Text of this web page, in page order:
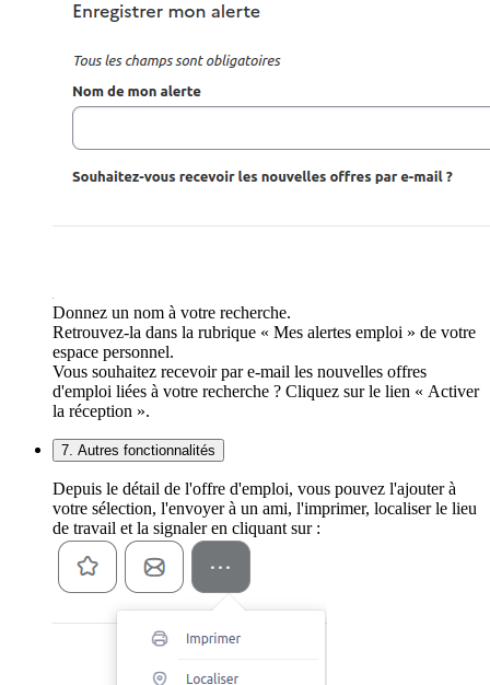
Donnez un nom à votre recherche.
Retrouvez-la dans la rubrique « Mes alertes emploi » de votre
espace personnel.
Vous souhaitez recevoir par e-mail les nouvelles offres
d'emploi liées à votre recherche ? Cliquez sur le lien « Activer
la réception ».
7. Autres fonctionnalités
Depuis le détail de l'offre d'emploi, vous pouvez l'ajouter à
votre sélection, l'envoyer à un ami, l'imprimer, localiser le lieu
de travail et la signaler en cliquant sur :